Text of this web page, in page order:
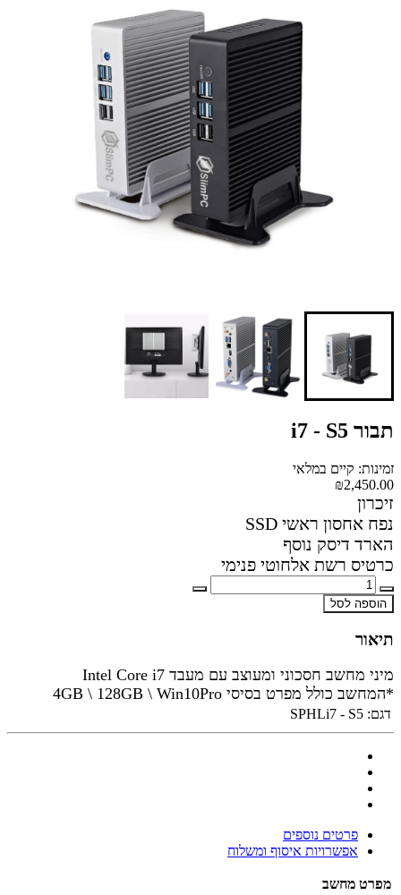
תבור i7 - S5
זמינות: קיים במלאי
₪2,450.00
זיכרון
נפח אחסון ראשי SSD
הארד דיסק נוסף
כרטיס רשת אלחוטי פנימי
הוספה לסל
תיאור
מיני מחשב חסכוני ומעוצב עם מעבד Intel Core i7
*המחשב כולל מפרט בסיסי 4GB \ 128GB \ Win10Pro
דגם: SPHLi7 - S5
פרטים נוספים
אפשרויות איסוף ומשלוח
מפרט מחשב